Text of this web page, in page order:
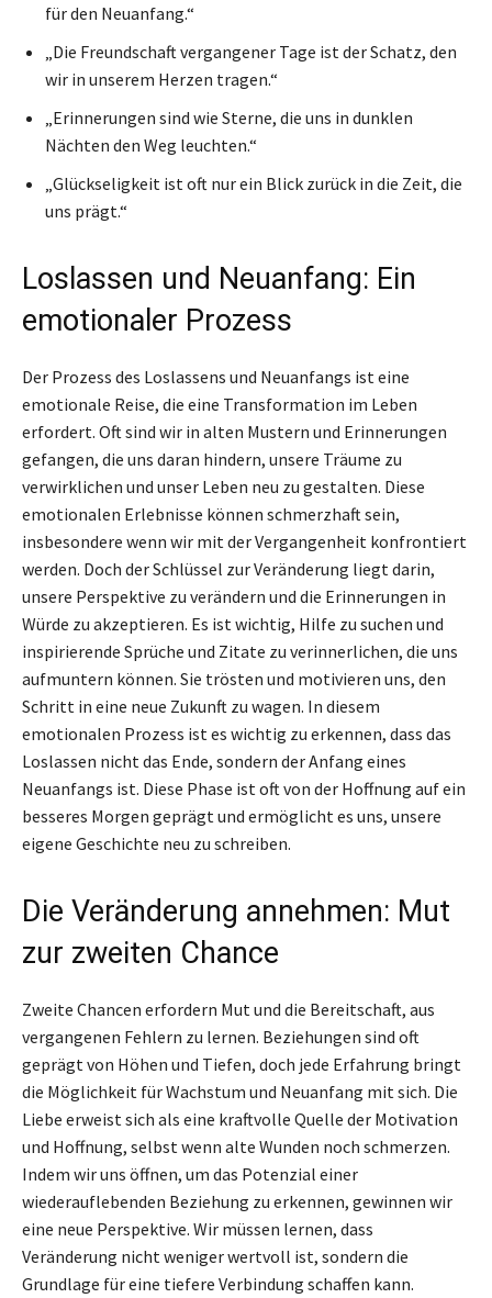
für den Neuanfang.“
„Die Freundschaft vergangener Tage ist der Schatz, den
wir in unserem Herzen tragen.“
„Erinnerungen sind wie Sterne, die uns in dunklen
Nächten den Weg leuchten.“
„Glückseligkeit ist oft nur ein Blick zurück in die Zeit, die
uns prägt.“
Loslassen und Neuanfang: Ein
emotionaler Prozess
Der Prozess des Loslassens und Neuanfangs ist eine
emotionale Reise, die eine Transformation im Leben
erfordert. Oft sind wir in alten Mustern und Erinnerungen
gefangen, die uns daran hindern, unsere Träume zu
verwirklichen und unser Leben neu zu gestalten. Diese
emotionalen Erlebnisse können schmerzhaft sein,
insbesondere wenn wir mit der Vergangenheit konfrontiert
werden. Doch der Schlüssel zur Veränderung liegt darin,
unsere Perspektive zu verändern und die Erinnerungen in
Würde zu akzeptieren. Es ist wichtig, Hilfe zu suchen und
inspirierende Sprüche und Zitate zu verinnerlichen, die uns
aufmuntern können. Sie trösten und motivieren uns, den
Schritt in eine neue Zukunft zu wagen. In diesem
emotionalen Prozess ist es wichtig zu erkennen, dass das
Loslassen nicht das Ende, sondern der Anfang eines
Neuanfangs ist. Diese Phase ist oft von der Hoffnung auf ein
besseres Morgen geprägt und ermöglicht es uns, unsere
eigene Geschichte neu zu schreiben.
Die Veränderung annehmen: Mut
zur zweiten Chance
Zweite Chancen erfordern Mut und die Bereitschaft, aus
vergangenen Fehlern zu lernen. Beziehungen sind oft
geprägt von Höhen und Tiefen, doch jede Erfahrung bringt
die Möglichkeit für Wachstum und Neuanfang mit sich. Die
Liebe erweist sich als eine kraftvolle Quelle der Motivation
und Hoffnung, selbst wenn alte Wunden noch schmerzen.
Indem wir uns öffnen, um das Potenzial einer
wiederauflebenden Beziehung zu erkennen, gewinnen wir
eine neue Perspektive. Wir müssen lernen, dass
Veränderung nicht weniger wertvoll ist, sondern die
Grundlage für eine tiefere Verbindung schaffen kann.